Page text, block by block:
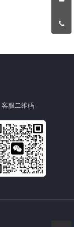
客服二维码